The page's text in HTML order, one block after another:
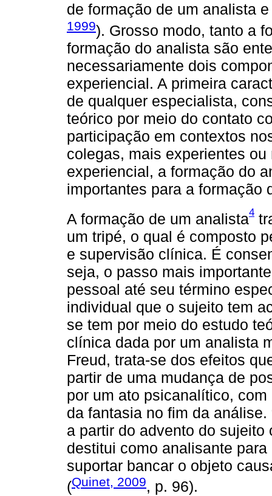
de formação de um analista
1999). Grosso modo, tanto a
formação do analista são
necessariamente dois
experiencial. A primeira
de qualquer especialista,
teórico por meio do contato
participação em contextos
colegas, mais experientes
experiencial, a formação do
importantes para a formação
A formação de um analista4
um tripé, o qual é composto
e supervisão clínica. É
seja, o passo mais
pessoal até seu término
individual que o sujeito tem
se tem por meio do estudo
clínica dada por um analista
Freud, trata-se dos efeitos
partir de uma mudança de
por um ato psicanalítico,
da fantasia no fim da
a partir do advento do
destitui como analisante
suportar bancar o objeto
(Quinet, 2009, p. 96).